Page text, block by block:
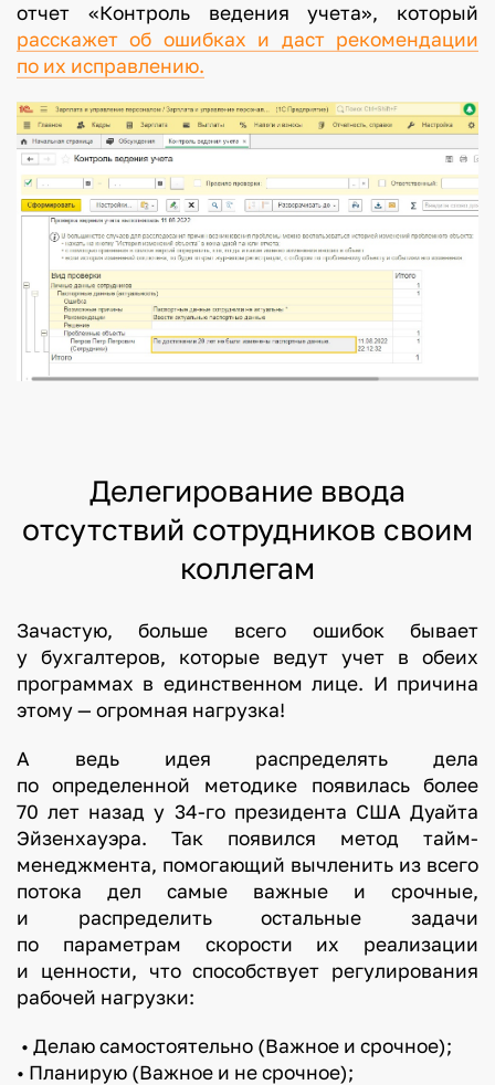
отчет «Контроль ведения учета», который
расскажет об ошибках и даст рекомендации
по их исправлению.
Делегирование ввода
отсутствий сотрудников своим
коллегам
Зачастую, больше всего ошибок бывает
у бухгалтеров, которые ведут учет в обеих
программах в единственном лице. И причина
этому — огромная нагрузка!
А ведь идея распределять дела
по определенной методике появилась более
70 лет назад у 34-го президента США Дуайта
Эйзенхауэра. Так появился метод тайм-
менеджмента, помогающий вычленить из всего
потока дел самые важные и срочные,
и распределить остальные задачи
по параметрам скорости их реализации
и ценности, что способствует регулирования
рабочей нагрузки:
• Делаю самостоятельно (Важное и срочное);
• Планирую (Важное и не срочное);